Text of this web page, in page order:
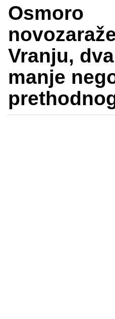
Osmoro
Vranju,
manje